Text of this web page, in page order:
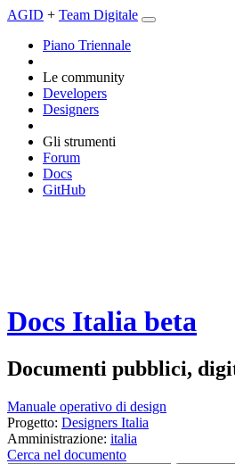
AGID + Team Digitale
Piano Triennale
Le community
Developers
Designers
Gli strumenti
Forum
Docs
GitHub
Docs Italia beta
Documenti pubblici,
Manuale operativo di design
Progetto: Designers Italia
Amministrazione: italia
Cerca nel documento